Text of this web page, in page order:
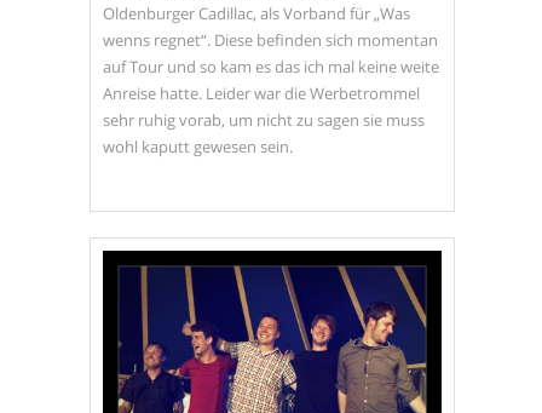
Oldenburger Cadillac, als Vorband für „Was
wenns regnet“. Diese befinden sich momentan
auf Tour und so kam es das ich mal keine weite
Anreise hatte. Leider war die Werbetrommel
sehr ruhig vorab, um nicht zu sagen sie muss
wohl kaputt gewesen sein.